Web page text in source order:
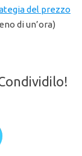
del prezzo
di un’ora)